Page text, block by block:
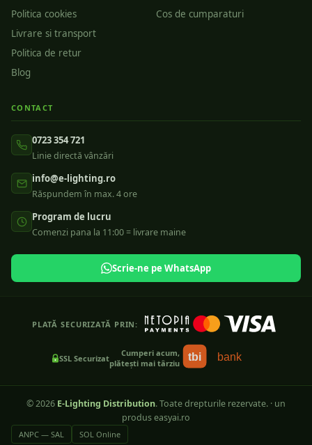
Politica cookies
Livrare si transport
Politica de retur
Blog
Cos de cumparaturi
CONTACT
0723 354 721
Linie directă vânzări
info@e-lighting.ro
Răspundem în max. 4 ore
Program de lucru
Comenzi pana la 11:00 = livrare maine
Scrie-ne pe WhatsApp
PLATĂ SECURIZATĂ PRIN:
SSL Securizat
Cumperi acum,
plătești mai târziu
tbi bank
©2026 E-Lighting Distribution. Toate drepturile rezervate. · un
produs easyai.ro
ANPC — SAL SOL Online